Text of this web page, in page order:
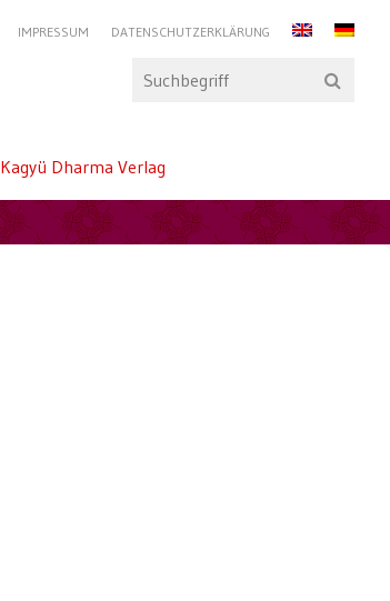
Kagyü Dharma Verlag
IMPRESSUM DATENSCHUTZERKLÄRUNG